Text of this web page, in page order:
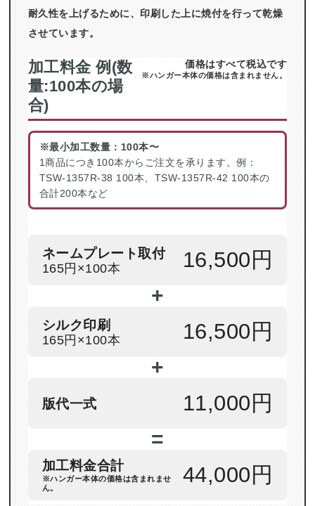
耐久性を上げるために、印刷した上に焼付を行って乾燥
させています。
加工料金 例(数
量:100本の場
合)
価格はすべて税込です
※ハンガー本体の価格は含まれません。
※最小加工数量：100本〜
1商品につき100本からご注文を承ります。例：
TSW-1357R-38 100本、TSW-1357R-42 100本の
合計200本など
ネームプレート取付
165円×100本 16,500円
+
シルク印刷
165円×100本 16,500円
+
版代一式 11,000円
=
加工料金合計
※ハンガー本体の価格は含まれませ
ん。
44,000円